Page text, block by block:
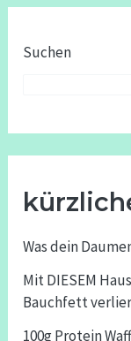
Suchen
Was dein
Mit DIESEM
Bauchfett
100g Protein